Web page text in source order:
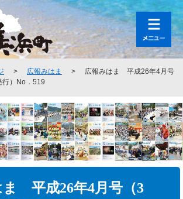
> 広報みはま >
広報みはま 平成26年4月号
行）No．519
ま 平成26年4月号（3